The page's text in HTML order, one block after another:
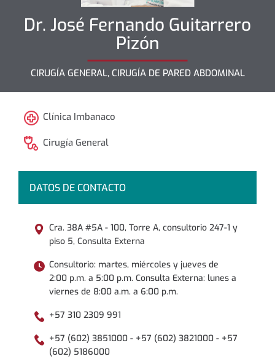
Dr. José Fernando Guitarrero
Pizón
CIRUGÍA GENERAL, CIRUGÍA DE PARED ABDOMINAL
Clínica Imbanaco
Cirugía General
DATOS DE CONTACTO
Cra. 38A #5A - 100, Torre A, consultorio 247-1 y
piso 5, Consulta Externa
Consultorio: martes, miércoles y jueves de
2:00 p.m. a 5:00 p.m. Consulta Externa: lunes a
viernes de 8:00 a.m. a 6:00 p.m.
+57 310 2309 991
+57 (602) 3851000 - +57 (602) 3821000 - +57
(602) 5186000